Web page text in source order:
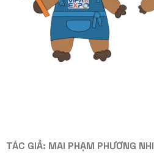
TÁC GIẢ: MAI PHẠM PHƯƠNG NHI